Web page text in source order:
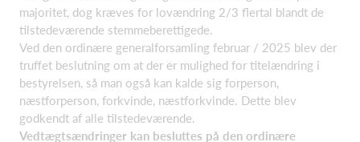
majoritet, dog kræves for lovændring 2/3 flertal blandt de
tilstedeværende stemmeberettigede.
Ved den ordinære generalforsamling februar / 2025 blev der
truffet beslutning om at der er mulighed for titelændring i
bestyrelsen, så man også kan kalde sig forperson,
næstforperson, forkvinde, næstforkvinde. Dette blev
godkendt af alle tilstedeværende.
Vedtægtsændringer kan besluttes på den ordinære